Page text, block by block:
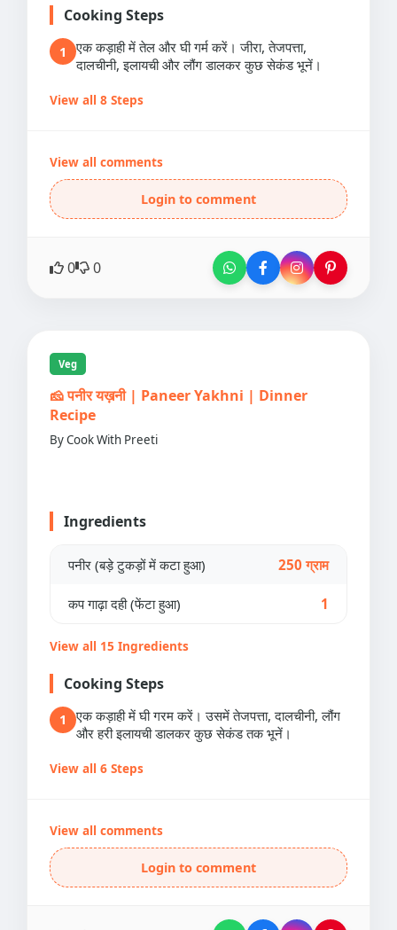
Cooking Steps
1
एक कड़ाही में तेल और घी गर्म करें। जीरा, तेजपत्ता,
दालचीनी, इलायची और लौंग डालकर कुछ सेकंड भूनें।
View all 8 Steps
View all comments
Login to comment
0 0
Veg
🧀 पनीर यख़नी | Paneer Yakhni | Dinner
Recipe
By Cook With Preeti
Ingredients
पनीर (बड़े टुकड़ों में कटा हुआ) 250 ग्राम
कप गाढ़ा दही (फेंटा हुआ) 1
View all 15 Ingredients
Cooking Steps
1
एक कड़ाही में घी गरम करें। उसमें तेजपत्ता, दालचीनी, लौंग
और हरी इलायची डालकर कुछ सेकंड तक भूनें।
View all 6 Steps
View all comments
Login to comment